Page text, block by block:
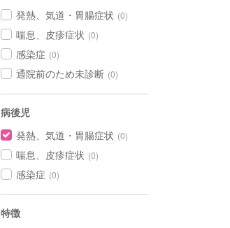
発熱、気道・胃腸症状 (0)
喘息、皮疹症状 (0)
感染症 (0)
通院前のため未診断 (0)
病後児
発熱、気道・胃腸症状 (0)
喘息、皮疹症状 (0)
感染症 (0)
特徴